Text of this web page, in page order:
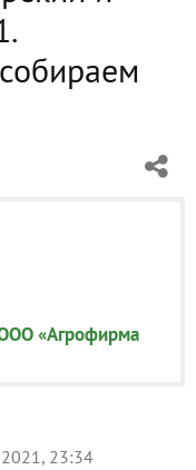
«Агрофирма
23:34